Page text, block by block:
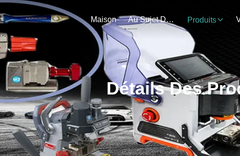
Maison Au Sujet De Nous Produits
Détails Des